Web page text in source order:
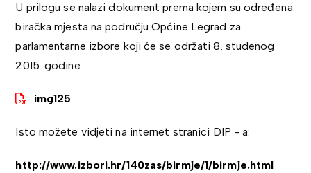
U prilogu se nalazi dokument prema kojem su određena
biračka mjesta na području Općine Legrad za
parlamentarne izbore koji će se održati 8. studenog
2015. godine.
img125
Isto možete vidjeti na internet stranici DIP - a:
http://www.izbori.hr/140zas/birmje/1/birmje.html